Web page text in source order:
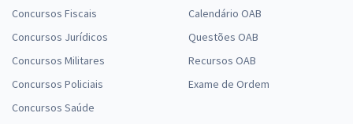
Concursos Fiscais
Concursos Jurídicos
Concursos Militares
Concursos Policiais
Concursos Saúde
Calendário OAB
Questões OAB
Recursos OAB
Exame de Ordem